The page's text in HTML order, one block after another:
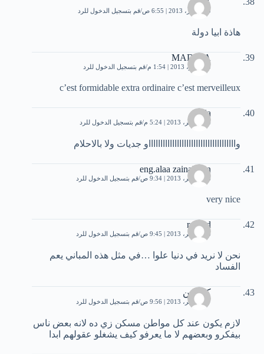
30 أكتوبر، 2013 | 6:55 ص قم بتسجيل الدخول للرد
هاذة ابيا دولة
MADIHA
3 نوفمبر، 2013 | 1:54 م قم بتسجيل الدخول للرد
c’est formidable extra ordinaire c’est merveilleux
aula
14 نوفمبر، 2013 | 5:24 م قم بتسجيل الدخول للرد
واااااااااااااااااااااااااااااااااااااو جديات ولا بالاحلام
eng.alaa zainalddin
16 نوفمبر، 2013 | 9:34 ص قم بتسجيل الدخول للرد
very nice
rashad
16 نوفمبر، 2013 | 9:45 ص قم بتسجيل الدخول للرد
نحن لا نريد في دنيا علوا …في مثل هذه المباني يعم
الفساد
كنمكين
17 نوفمبر، 2013 | 9:56 ص قم بتسجيل الدخول للرد
لازم يكون عند كل مواطن مسكن زي ده لانه بعض ناس
بيفكرو وبعضهم لا ما يعرفو كيف يشغلو عقولهم ابدا